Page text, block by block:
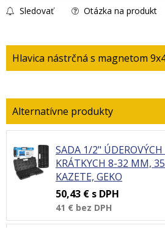
Sledovať Otázka na produkt
Hlavica nástrčná s magnetom
SADA 1/2"
KRÁTKYCH 8-32 MM,
KAZETE, GEKO
50,43 € s DPH
41 € bez DPH